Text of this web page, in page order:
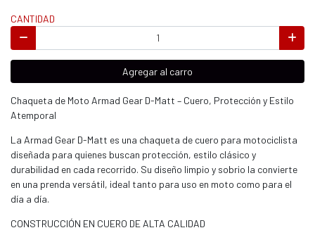
CANTIDAD
Agregar al carro
Chaqueta de Moto Armad Gear D-Matt – Cuero, Protección y Estilo
Atemporal
La Armad Gear D-Matt es una chaqueta de cuero para motociclista
diseñada para quienes buscan protección, estilo clásico y
durabilidad en cada recorrido. Su diseño limpio y sobrio la convierte
en una prenda versátil, ideal tanto para uso en moto como para el
día a día.
CONSTRUCCIÓN EN CUERO DE ALTA CALIDAD